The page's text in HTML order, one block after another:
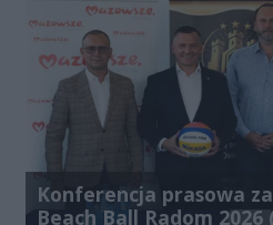
Konferencja prasowa
Beach Ball Radom 2026